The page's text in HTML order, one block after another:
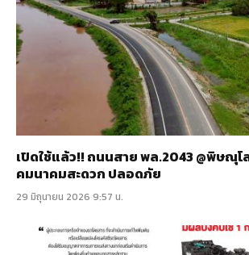
เปิดใช้แล้ว!! ถนนสาย พล.2043 @พิษณุโ
คมนาคมสะดวก ปลอดภัย
29 มิถุนายน 2026 9:57 น.